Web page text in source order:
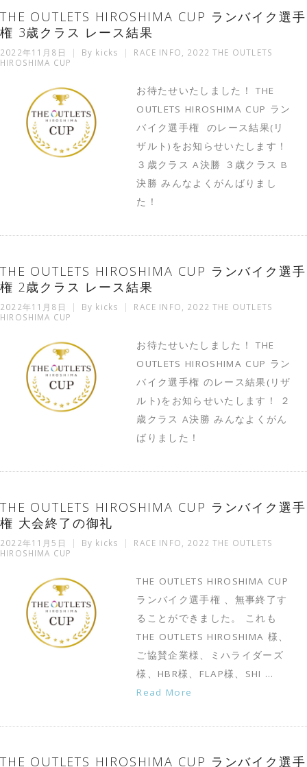
THE OUTLETS HIROSHIMA CUP ランバイク選手
権 3歳クラス レース結果
2022年11月8日 By kicks RACE INFO
2022 THE OUTLETS
HIROSHIMA CUP
お待たせいたしました！ THE
OUTLETS HIROSHIMA CUP ラン
バイク選手権 のレース結果(リ
ザルト)をお知らせいたします！
３歳クラス A決勝 ３歳クラス B
決勝 みんなよくがんばりまし
た！
THE OUTLETS HIROSHIMA CUP ランバイク選手
権 2歳クラス レース結果
2022年11月8日 By kicks RACE INFO
2022 THE OUTLETS
HIROSHIMA CUP
お待たせいたしました！ THE
OUTLETS HIROSHIMA CUP ラン
バイク選手権 のレース結果(リザ
ルト)をお知らせいたします！ ２
歳クラス A決勝 みんなよくがん
ばりました！
THE OUTLETS HIROSHIMA CUP ランバイク選手
権 大会終了の御礼
2022年11月5日 By kicks RACE INFO
2022 THE OUTLETS
HIROSHIMA CUP
THE OUTLETS HIROSHIMA CUP
ランバイク選手権 、無事終了す
ることができました。 これも
THE OUTLETS HIROSHIMA 様、
ご協賛企業様、ミハライダーズ
様、HBR様、FLAP様、SHI …
Read More
THE OUTLETS HIROSHIMA CUP ランバイク選手